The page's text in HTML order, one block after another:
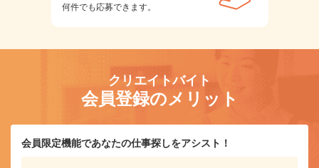
何件でも応募できます。
クリエイトバイト
会員登録のメリット
会員限定機能であなたの仕事探しをアシスト！